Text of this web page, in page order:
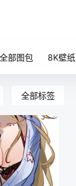
全部图包 8K壁纸
全部标签